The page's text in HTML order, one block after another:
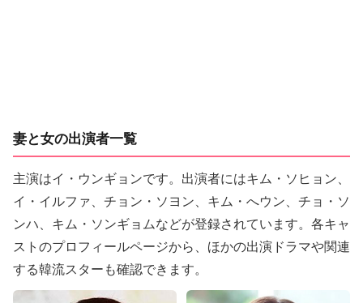
妻と女の出演者一覧
主演はイ・ウンギョンです。出演者にはキム・ソヒョン、
イ・イルファ、チョン・ソヨン、キム・へウン、チョ・ソ
ンハ、キム・ソンギョムなどが登録されています。各キャ
ストのプロフィールページから、ほかの出演ドラマや関連
する韓流スターも確認できます。